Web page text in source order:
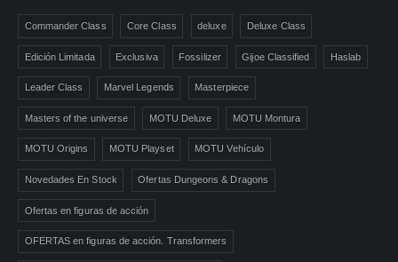
Commander Class Core Class deluxe Deluxe Class
Edición Limitada Exclusiva Fossilizer Gijoe Classified Haslab
Leader Class Marvel Legends Masterpiece
Masters of the universe MOTU Deluxe MOTU Montura
MOTU Origins MOTU Playset MOTU Vehículo
Novedades En Stock Ofertas Dungeons & Dragons
Ofertas en figuras de acción
OFERTAS en figuras de acción. Transformers